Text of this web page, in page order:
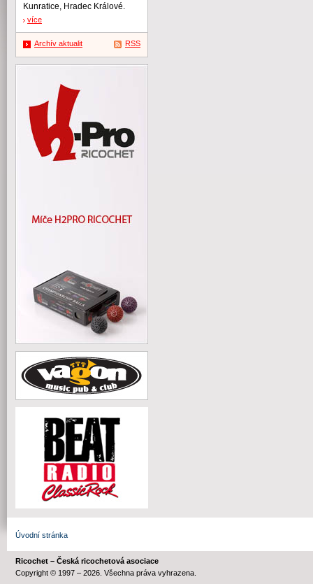
Kunratice, Hradec Králové.
více
Archív aktualit RSS
Úvodní stránka
Ricochet – Česká ricochetová asociace
Copyright © 1997 – 2026. Všechna práva vyhrazena.